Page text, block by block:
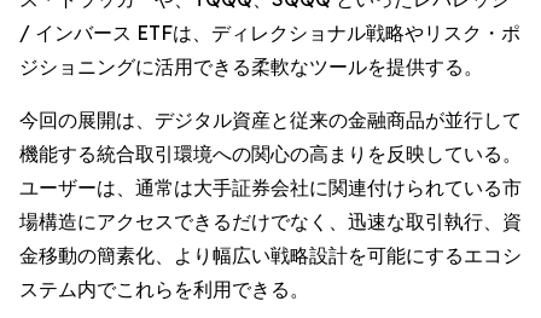
/ インバース ETFは、ディレクショナル戦略やリスク・ポ
ジショニングに活用できる柔軟なツールを提供する。
今回の展開は、デジタル資産と従来の金融商品が並行して
機能する統合取引環境への関心の高まりを反映している。
ユーザーは、通常は大手証券会社に関連付けられている市
場構造にアクセスできるだけでなく、迅速な取引執行、資
金移動の簡素化、より幅広い戦略設計を可能にするエコシ
ステム内でこれらを利用できる。